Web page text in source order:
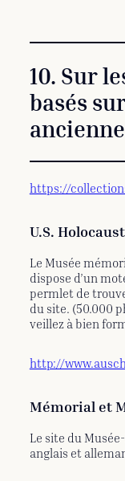
10. Sur
basés
https://
U.S.
Le Musée
dispose d’un
permlet de
du site. (50.000
veillez à bien
http://
Mémorial et
Le site du
anglais et